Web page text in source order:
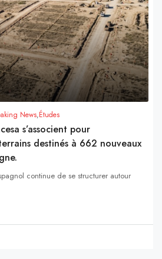
News,Études
s’associent pour
destinés à 662 nouveaux
continue de se structurer autour